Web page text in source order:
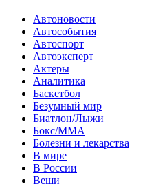
Автоновости
Автособытия
Автоспорт
Автоэксперт
Актеры
Аналитика
Баскетбол
Безумный мир
Биатлон/Лыжи
Бокс/MMA
Болезни и лекарства
В мире
В России
Вещи